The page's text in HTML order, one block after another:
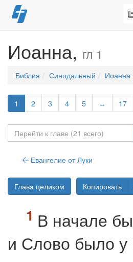
Перейти
к
Иоанна, гл 1
Библия Синодальный Иоанна
1 2 3 4 5 ↔ 17
Евангелие от Луки
Глава целиком Копировать
В начале
и Слово было у